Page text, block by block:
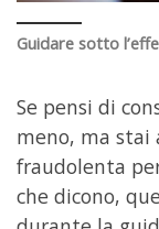
Guidare sotto
Se pensi di
meno, ma stai
fraudolenta
che dicono,